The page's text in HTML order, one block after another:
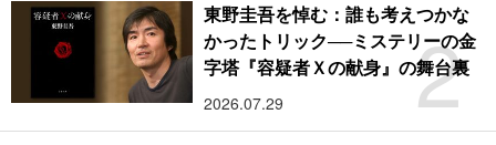
2
東野圭吾を悼む：誰も考えつかな
かったトリック──ミステリーの金
字塔『容疑者Ｘの献身』の舞台裏
2026.07.29